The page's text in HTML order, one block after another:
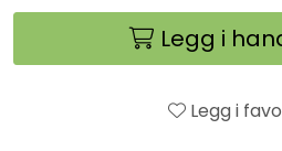
Legg i
Legg i